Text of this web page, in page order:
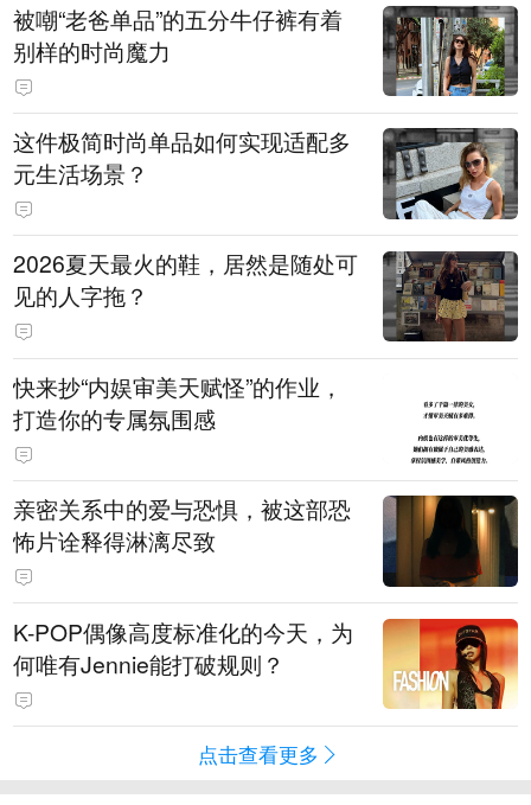
被嘲“老爸单品”的五分牛仔裤有着
别样的时尚魔力
这件极简时尚单品如何实现适配多
元生活场景？
2026夏天最火的鞋，居然是随处可
见的人字拖？
快来抄“内娱审美天赋怪”的作业，
打造你的专属氛围感
亲密关系中的爱与恐惧，被这部恐
怖片诠释得淋漓尽致
K-POP偶像高度标准化的今天，为
何唯有Jennie能打破规则？
点击查看更多